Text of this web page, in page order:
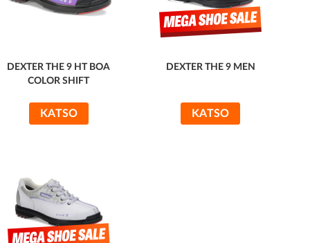
DEXTER THE 9 HT BOA
COLOR SHIFT
KATSO
DEXTER THE 9 MEN
KATSO